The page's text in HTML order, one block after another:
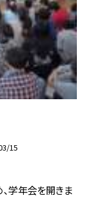
15
学年会を開きま